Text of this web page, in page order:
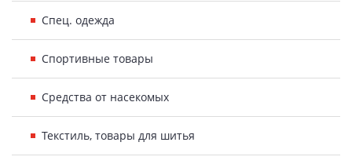
Спец. одежда
Спортивные товары
Средства от насекомых
Текстиль, товары для шитья